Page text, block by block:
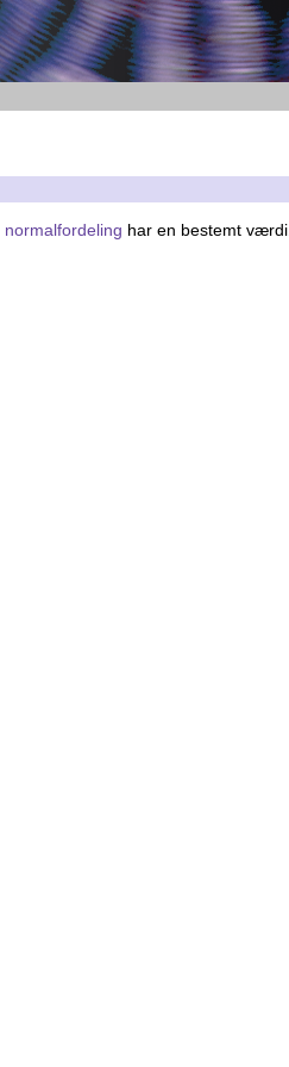
normalfordeling har en bestemt værdi.